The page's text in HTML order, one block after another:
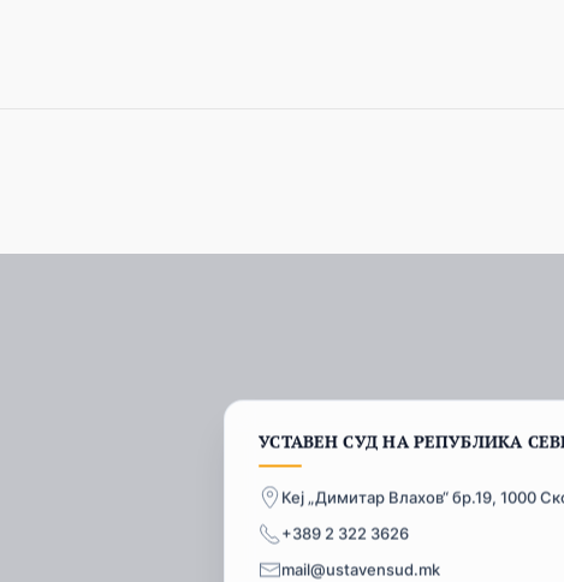
УСТАВЕН СУД НА РЕПУБЛИКА
Кеј „Димитар Влахов“ бр.19, 1000
+389 2 322 3626
mail@ustavensud.mk